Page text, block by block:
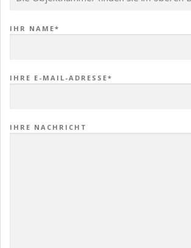
IHR NAME*
IHRE E-MAIL-ADRESSE*
IHRE NACHRICHT